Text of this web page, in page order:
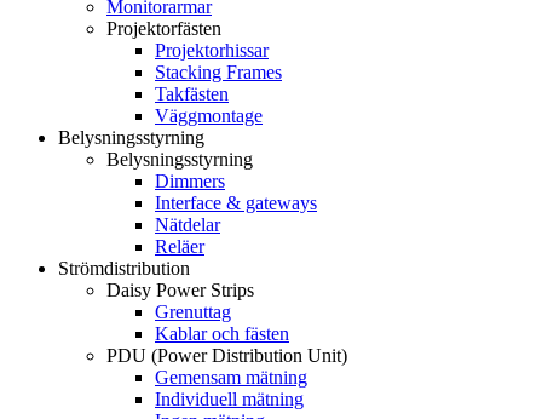
Monitorarmar
Projektorfästen
Projektorhissar
Stacking Frames
Takfästen
Väggmontage
Belysningsstyrning
Belysningsstyrning
Dimmers
Interface & gateways
Nätdelar
Reläer
Strömdistribution
Daisy Power Strips
Grenuttag
Kablar och fästen
PDU (Power Distribution Unit)
Gemensam mätning
Individuell mätning